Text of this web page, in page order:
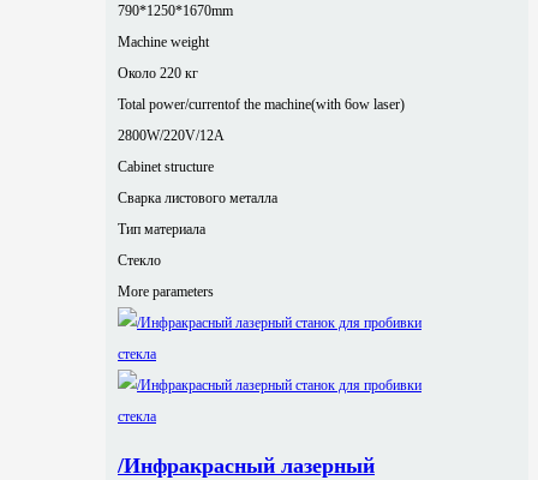
790*1250*1670mm
Machine weight
Около 220 кг
Total power/currentof the machine(with 6ow laser)
2800W/220V/12A
Cabinet structure
Сварка листового металла
Тип материала
Стекло
More parameters
/Инфракрасный лазерный